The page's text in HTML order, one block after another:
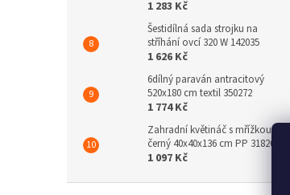
1 283 Kč
Šestidílná sada strojku na
stříhání ovcí 320 W 142035
1 626 Kč
6dílný paraván antracitový
520x180 cm textil 350272
1 774 Kč
Zahradní květináč s mřížkou
černý 40x40x136 cm PP 318269
1 097 Kč